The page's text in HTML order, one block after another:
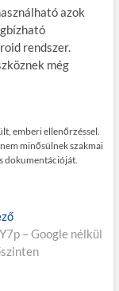
azok
rendszer.
még
emberi ellenőrzéssel.
minősülnek szakmai
dokumentációját.
K
ö
v
– Google nélkül